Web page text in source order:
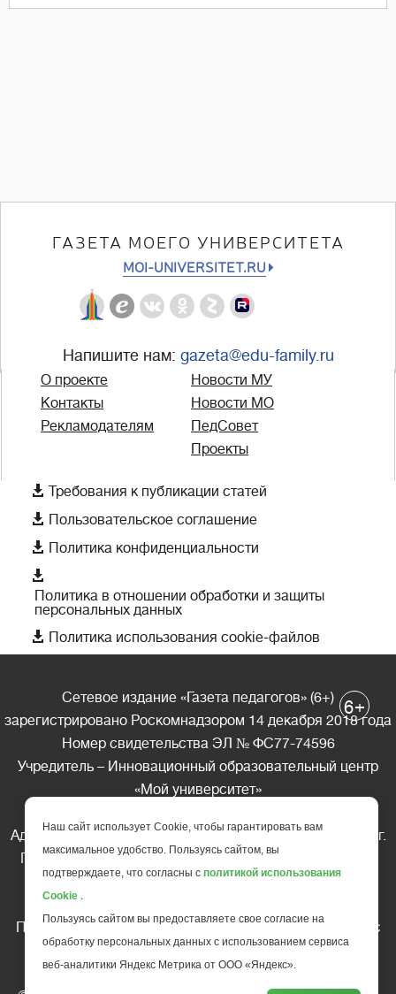
ГАЗЕТА МОЕГО УНИВЕРСИТЕТА
MOI-UNIVERSITET.RU
Напишите нам: gazeta@edu-family.ru
О проекте
Контакты
Рекламодателям
Новости МУ
Новости МО
ПедСовет
Проекты
 Требования к публикации статей
 Пользовательское соглашение
 Политика конфиденциальности

Политика в отношении обработки и защиты
персональных данных
 Политика использования cookie-файлов
Сетевое издание «Газета педагогов» (6+)
зарегистрировано Роскомнадзором 14 декабря 2018 года
Номер свидетельства ЭЛ № ФС77-74596
Учредитель – Инновационный образовательный центр
«Мой университет»
Адрес редакции: 185035 Россия, Республика Карелия, г.
Петрозаводск, ул. Фридриха Энгельса д.10, офис 211
Телефон редакции: +7 (499) 685-10-45
Перепечатка материалов газеты допускается только c
письменного разрешения редакции
Ссылка на «Газету педагогов» обязательна.
6+
Наш сайт использует Cookie, чтобы гарантировать вам
максимальное удобство. Пользуясь сайтом, вы
подтверждаете, что согласны с политикой использования
Cookie .
Пользуясь сайтом вы предоставляете свое согласие на
обработку персональных данных с использованием сервиса
веб-аналитики Яндекс Метрика от ООО «Яндекс».